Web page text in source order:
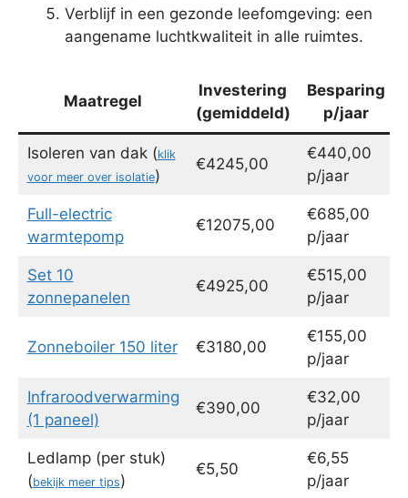
Verblijf in een gezonde leefomgeving: een
aangename luchtkwaliteit in alle ruimtes.
Maatregel
Investering
(gemiddeld)
Besparing
p/jaar
Isoleren van dak (klik
voor meer over isolatie)
€4245,00
€440,00
p/jaar
Full-electric
warmtepomp
€12075,00
€685,00
p/jaar
Set 10
zonnepanelen
€4925,00
€515,00
p/jaar
Zonneboiler 150 liter €3180,00
€155,00
p/jaar
Infraroodverwarming
(1 paneel)
€390,00
€32,00
p/jaar
Ledlamp (per stuk)
(bekijk meer tips)
€5,50
€6,55
p/jaar